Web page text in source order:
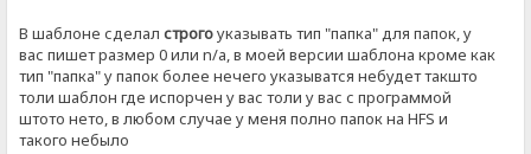
В шаблоне сделалстрогоуказывать тип "папка" для папок, у
вас пишет размер 0 или n/a, в моей версии шаблона кроме как
тип "папка" у папок более нечего указыватся небудет такшто
толи шаблон где испорчен у вас толи у вас с программой
штото нето, в любом случае у меня полно папок на HFS и
такого небыло